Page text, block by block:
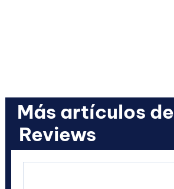
Más artículos de
Reviews